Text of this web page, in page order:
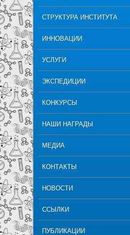
СТРУКТУРА ИНСТИТУТА
ИННОВАЦИИ
УСЛУГИ
ЭКСПЕДИЦИИ
КОНКУРСЫ
НАШИ НАГРАДЫ
МЕДИА
КОНТАКТЫ
НОВОСТИ
ССЫЛКИ
ПУБЛИКАЦИИ